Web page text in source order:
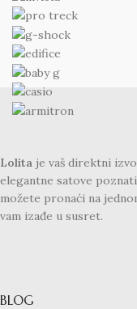
Lolita je vaš direktni
elegantne satove
možete pronaći na
vam izađe u susret.
BLOG